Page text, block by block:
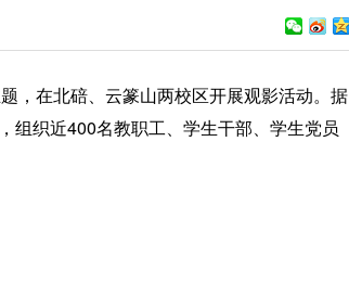
，在北碚、云篆山两校区开展观影活动。据
组织近400名教职工、学生干部、学生党员